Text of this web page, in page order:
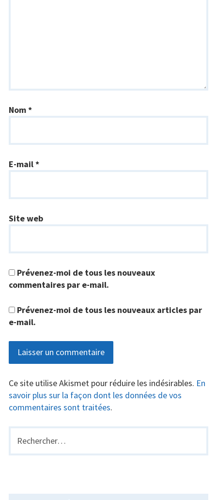
Nom*
E-mail*
Site web
Prévenez-moi de tous les nouveaux
commentaires par e-mail.
Prévenez-moi de tous les nouveaux articles par
e-mail.
Ce site utilise Akismet pour réduire les indésirables. En
savoir plus sur la façon dont les données de vos
commentaires sont traitées.
BARRE
LATÉRALE
Rechercher :